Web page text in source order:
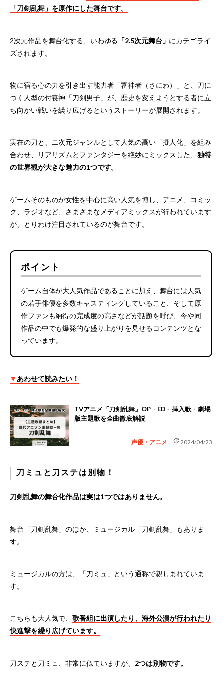
「刀剣乱舞」を原作にした舞台です。
2次元作品を舞台化する、いわゆる 「2.5次元舞台」 にカテゴライ
ズされます。
物に宿る心の力を引き出す能力者「審神者（さにわ）」と、刀に
つく人型の付喪神「刀剣男子」が、歴史を変えようとする者に立
ち向かい戦いを繰り広げるというストーリーが展開されます。
実在の刀と、二次元ジャンルとして人気の高い「擬人化」を組み
合わせ、リアリズムとファンタジーを絶妙にミックスした、 独特
の世界観が大きな魅力の1つです。
ゲームそのものが女性を中心に高い人気を博し、アニメ、コミッ
ク、ラジオなど、さまざまなメディアミックスが行われています
が、とりわけ注目されているのが舞台です。
ポイント
ゲーム自体が大人気作品であることに加え、舞台には人気
の若手俳優を多数キャスティングしていること、そして原
作ファンも納得の完成度の高さなどが話題を呼び、今や同
作品の中でも爆発的な盛り上がりを見せるコンテンツとな
っています。
▼ あわせて読みたい！
TVアニメ「刀剣乱舞」OP・ED・挿入歌・劇場
版主題歌を全曲徹底解説
声優・アニメ update2024/04/23
刀ミュと刀ステは別物！
刀剣乱舞の舞台化作品は実は1つではありません。
舞台「刀剣乱舞」のほか、ミュージカル「刀剣乱舞」もありま
す。
ミュージカルの方は、「刀ミュ」という通称で親しまれていま
す。
こちらも大人気で、 歌番組に出演したり、海外公演が行われたり
快進撃を繰り広げています。
刀ステと刀ミュ、非常に似ていますが、 2つは別物です。